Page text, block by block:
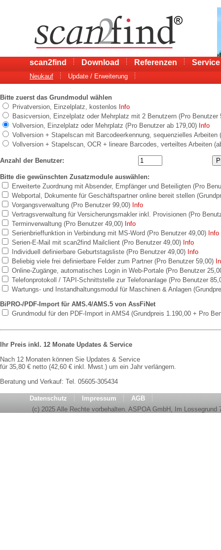
scan2find Download Referenzen Service
Neukauf Update / Erweiterung
Bitte zuerst das Grundmodul wählen
Privatversion, Einzelplatz, kostenlos Info
Basicversion, Einzelplatz oder Mehrplatz mit 2 Benutzern (Pro
Vollversion, Einzelplatz oder Mehrplatz (Pro Benutzer ab 179,00) Info
Vollversion + Stapelscan mit Barcodeerkennung, sequenzielles Arbeiten
Vollversion + Stapelscan, OCR + lineare Barcodes, verteiltes Arbeiten
Anzahl der Benutzer:
Bitte die gewünschten Zusatzmodule auswählen:
Erweiterte Zuordnung mit Absender, Empfänger und Beteiligten (Pro
Webportal, Dokumente für Geschäftspartner online bereit stellen
Vorgangsverwaltung (Pro Benutzer 99,00) Info
Vertragsverwaltung für Versicherungsmakler inkl. Provisionen (Pro
Terminverwaltung (Pro Benutzer 49,00) Info
Serienbrieffunktion in Verbindung mit MS-Word (Pro Benutzer 49,00) Info
Serien-E-Mail mit scan2find Mailclient (Pro Benutzer 49,00) Info
Individuell definierbare Geburtstagsliste (Pro Benutzer 49,00) Info
Beliebig viele frei definierbare Felder zum Partner (Pro Benutzer 59,00)
Online-Zugänge, automatisches Login in Web-Portale (Pro Benutzer
Telefonprotokoll / TAPI-Schnittstelle zur Telefonanlage (Pro Benutzer
Wartungs- und Instandhaltungsmodul für Maschinen & Anlagen
BiPRO-/PDF-Import für AMS.4/AMS.5 von AssFiNet
Grundmodul für den PDF-Import in AMS4 (Grundpreis 1.190,00 + Pro
Ihr Preis inkl. 12 Monate Updates & Service
Nach 12 Monaten können Sie Updates & Service
für 35,80 € netto (42,60 € inkl. Mwst.) um ein Jahr verlängern.
Beratung und Verkauf: Tel. 05605-305434
Datenschutz Impressum
AGB
(c) 2025 Alle Rechte vorbehalten. ASPOA GmbH, Im